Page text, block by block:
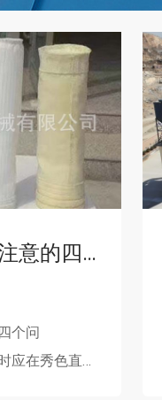
除尘布袋安装需要注意的四个问题
个问
在秀色直播